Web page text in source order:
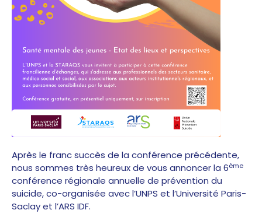
Après le franc succès de la conférence précédente,
nous sommes très heureux de vous annoncer la 6ème
conférence régionale annuelle de prévention du
suicide, co-organisée avec l’UNPS et l’Université Paris-
Saclay et l’ARS IDF.